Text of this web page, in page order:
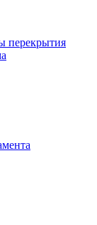
перекрытия